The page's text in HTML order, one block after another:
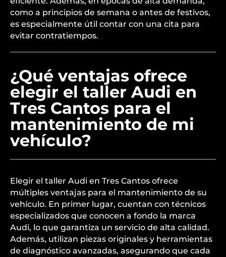
como a principios de semana o antes de festivos,
es especialmente útil contar con una cita para
evitar contratiempos.
¿Qué ventajas ofrece
elegir el taller Audi en
Tres Cantos para el
mantenimiento de mi
vehículo?
Elegir el taller Audi en Tres Cantos ofrece
múltiples ventajas para el mantenimiento de su
vehículo. En primer lugar, cuentan con técnicos
especializados que conocen a fondo la marca
Audi, lo que garantiza un servicio de alta calidad.
Además, utilizan piezas originales y herramientas
de diagnóstico avanzadas, asegurando que cada